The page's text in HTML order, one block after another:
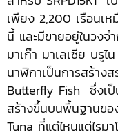
เพียง 2,200 เรือนเห
นี้ และมีขายอยู่ในวง
มาเก๊า มาเลเซีย บรู
นาฬิกาเป็นการสร้าง
Butterfly Fish ซึ่งเ
สร้างขึ้นบนพื้นฐานขอ
Tuna ที่แต่ไหนแต่ไรม